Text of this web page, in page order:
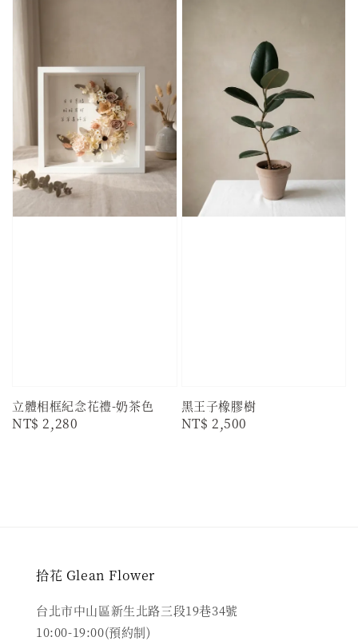
立體相框紀念花禮-奶茶色
Regular
NT$ 2,280
黑王子橡膠樹
Regular
NT$ 2,500
拾花 Glean Flower
台北市中山區新生北路三段19巷34號
10:00-19:00(預約制)